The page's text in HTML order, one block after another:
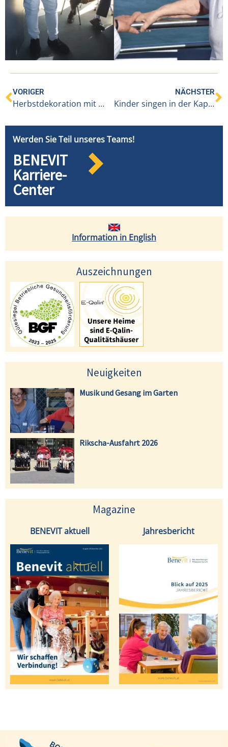
VORIGER
Herbstdekoration mit …
NÄCHSTER
Kinder singen in der Kapelle
Werden Sie Teil unseres Teams!
BENEVIT
Karriere-
Center
Information in English
Auszeichnungen
Neuigkeiten
Musik und Gesang im Garten
Rikscha-Ausfahrt 2026
Magazine
BENEVIT aktuell Jahresbericht